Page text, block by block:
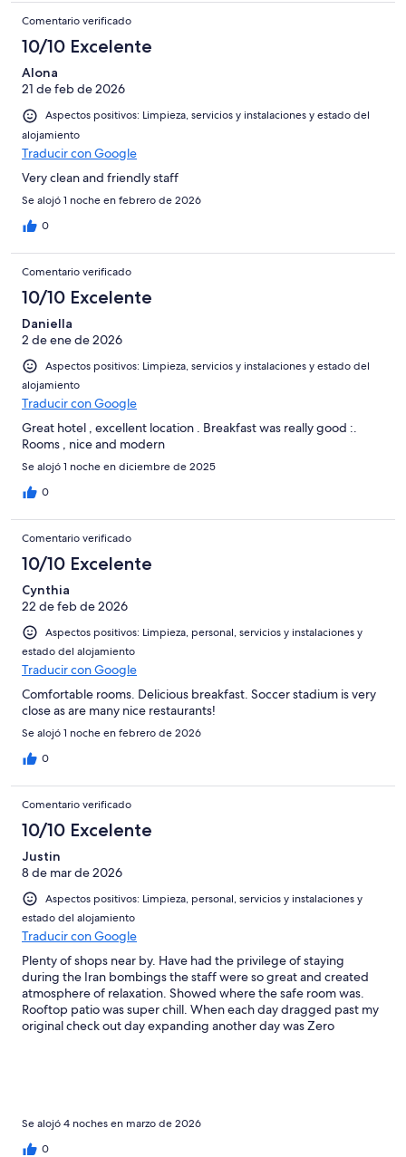
Comentario verificado
10/10 Excelente
Alona
21 de feb de 2026
Aspectos positivos: Limpieza, servicios y instalaciones y estado del
alojamiento
Traducir con Google
Very clean and friendly staff
Se alojó 1 noche en febrero de 2026
0
Comentario verificado
10/10 Excelente
Daniella
2 de ene de 2026
Aspectos positivos: Limpieza, servicios y instalaciones y estado del
alojamiento
Traducir con Google
Great hotel , excellent location . Breakfast was really good :.
Rooms , nice and modern
Se alojó 1 noche en diciembre de 2025
0
Comentario verificado
10/10 Excelente
Cynthia
22 de feb de 2026
Aspectos positivos: Limpieza, personal, servicios y instalaciones y
estado del alojamiento
Traducir con Google
Comfortable rooms. Delicious breakfast. Soccer stadium is very
close as are many nice restaurants!
Se alojó 1 noche en febrero de 2026
0
Comentario verificado
10/10 Excelente
Justin
8 de mar de 2026
Aspectos positivos: Limpieza, personal, servicios y instalaciones y
estado del alojamiento
Traducir con Google
Plenty of shops near by. Have had the privilege of staying
during the Iran bombings the staff were so great and created
atmosphere of relaxation. Showed where the safe room was.
Rooftop patio was super chill. When each day dragged past my
original check out day expanding another day was Zero
Se alojó 4 noches en marzo de 2026
0